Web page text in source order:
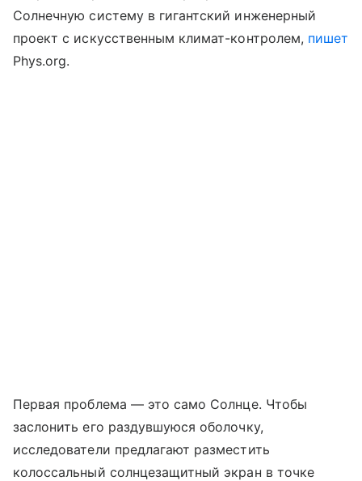
Солнечную систему в гигантский инженерный
проект с искусственным климат-контролем, пишет
Phys.org.
Первая проблема — это само Солнце. Чтобы
заслонить его раздувшуюся оболочку,
исследователи предлагают разместить
колоссальный солнцезащитный экран в точке